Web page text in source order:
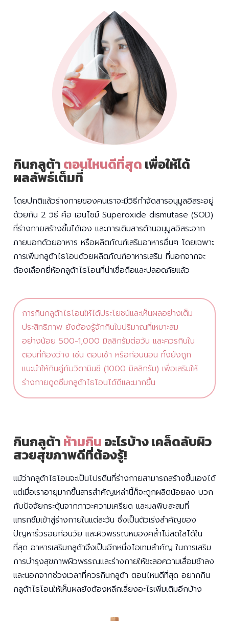
กินกลูต้าตอนไหนดีที่สุดเพื่อให้ได้
ผลลัพธ์เต็มที่
โดยปกติแล้วร่างกายของคนเราจะมีวิธีกำจัดสารอนุมูลอิสระอยู่
ด้วยกัน 2 วิธี คือ เอนไซม์ Superoxide dismutase (SOD)
ที่ร่างกายสร้างขึ้นได้เอง และการเติมสารต้านอนุมูลอิสระจาก
ภายนอกด้วยอาหาร หรือผลิตภัณฑ์เสริมอาหารอื่นๆ โดยเฉพาะ
การเพิ่มกลูต้าไธโอนด้วยผลิตภัณฑ์อาหารเสริม ที่นอกจากจะ
ต้องเลือกยี่ห้อกลูต้าไธโอนที่น่าเชื่อถือและปลอดภัยแล้ว
การกินกลูต้าไธโอนให้ได้ประโยชน์และเห็นผลอย่างเต็ม
ประสิทธิภาพ ยังต้องรู้จักกินในปริมาณที่เหมาะสม
อย่างน้อย 500-1,000 มิลลิกรัมต่อวัน และควรกินใน
ตอนที่ท้องว่าง เช่น ตอนเช้า หรือก่อนนอน ทั้งยังถูก
แนะนำให้กินคู่กับวิตามินซี (1000 มิลลิกรัม) เพื่อเสริมให้
ร่างกายดูดซึมกลูต้าไธโอนได้ดีและมากขึ้น
กินกลูต้าห้ามกินอะไรบ้าง เคล็ดลับผิว
สวยสุขภาพดีที่ต้องรู้!
แม้ว่ากลูต้าไธโอนจะเป็นโปรตีนที่ร่างกายสามารถสร้างขึ้นเองได้
แต่เมื่อเราอายุมากขึ้นสารสำคัญเหล่านี้ก็จะถูกผลิตน้อยลง บวก
กับปัจจัยกระตุ้นจากภาวะความเครียด และมลพิษสะสมที่
แทรกซึมเข้าสู่ร่างกายในแต่ละวัน ซึ่งเป็นตัวเร่งสำคัญของ
ปัญหาริ้วรอยก่อนวัย และผิวพรรณหมองคล้ำไม่สดใสได้ใน
ที่สุด อาหารเสริมกลูต้าจึงเป็นอีกหนึ่งไอเทมสำคัญ ในการเสริม
การบำรุงสุขภาพผิวพรรณและร่างกายให้ชะลอความเสื่อมช้าลง
และนอกจากช่วงเวลาที่ควรกินกลูต้า ตอนไหนดีที่สุด อยากกิน
กลูต้าไธโอนให้เห็นผลยังต้องหลีกเลี่ยงอะไรเพิ่มเติมอีกบ้าง